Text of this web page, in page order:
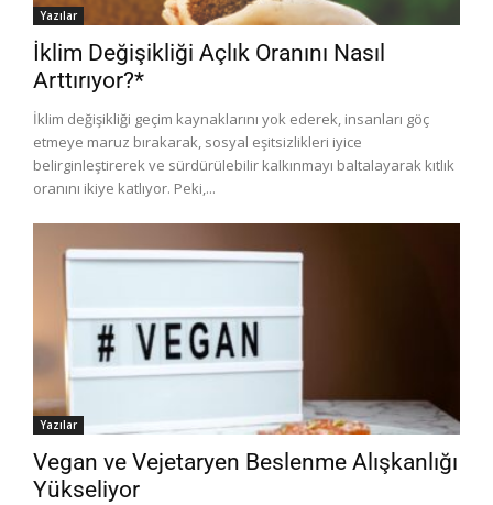
Yazılar
İklim Değişikliği Açlık Oranını Nasıl
Arttırıyor?*
İklim değişikliği geçim kaynaklarını yok ederek, insanları göç
etmeye maruz bırakarak, sosyal eşitsizlikleri iyice
belirginleştirerek ve sürdürülebilir kalkınmayı baltalayarak kıtlık
oranını ikiye katlıyor. Peki,...
Yazılar
Vegan ve Vejetaryen Beslenme Alışkanlığı
Yükseliyor